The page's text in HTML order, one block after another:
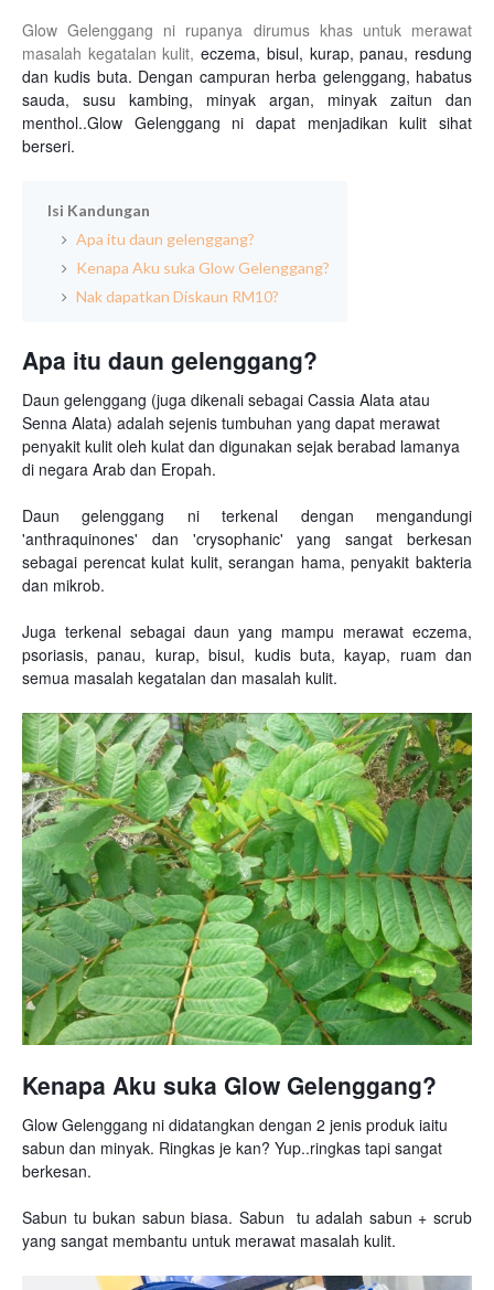
Glow Gelenggang ni rupanya dirumus khas untuk merawat
masalah kegatalan kulit,eczema, bisul, kurap, panau, resdung
dan kudis buta. Dengan campuran herba gelenggang, habatus
sauda, susu kambing, minyak argan, minyak zaitun dan
menthol..Glow Gelenggang ni dapat menjadikan kulit sihat
berseri.
Isi Kandungan
Apa itu daun gelenggang?
Kenapa Aku suka Glow Gelenggang?
Nak dapatkan Diskaun RM10?
Apa itu daun gelenggang?
Daun gelenggang (juga dikenali sebagai Cassia Alata atau
Senna Alata) adalah sejenis tumbuhan yang dapat merawat
penyakit kulit oleh kulat dan digunakan sejak berabad lamanya
di negara Arab dan Eropah.
Daun gelenggang ni terkenal dengan mengandungi
'anthraquinones' dan 'crysophanic' yang sangat berkesan
sebagai perencat kulat kulit, serangan hama, penyakit bakteria
dan mikrob.
Juga terkenal sebagai daun yang mampu merawat eczema,
psoriasis, panau, kurap, bisul, kudis buta, kayap, ruam dan
semua masalah kegatalan dan masalah kulit.
Kenapa Aku suka Glow Gelenggang?
Glow Gelenggang ni didatangkan dengan 2 jenis produk iaitu
sabun dan minyak. Ringkas je kan? Yup..ringkas tapi sangat
berkesan.
Sabun tu bukan sabun biasa. Sabun tu adalah sabun + scrub
yang sangat membantu untuk merawat masalah kulit.